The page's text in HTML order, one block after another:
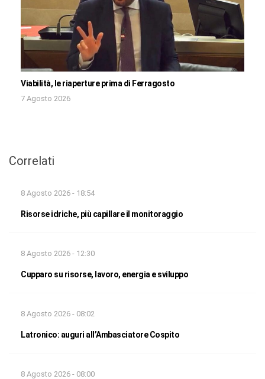
Viabilità, le riaperture prima di Ferragosto
7 Agosto 2026
Correlati
8 Agosto 2026 - 18:54
Risorse idriche, più capillare il monitoraggio
8 Agosto 2026 - 12:30
Cupparo su risorse, lavoro, energia e sviluppo
8 Agosto 2026 - 08:02
Latronico: auguri all’Ambasciatore Cospito
8 Agosto 2026 - 08:00